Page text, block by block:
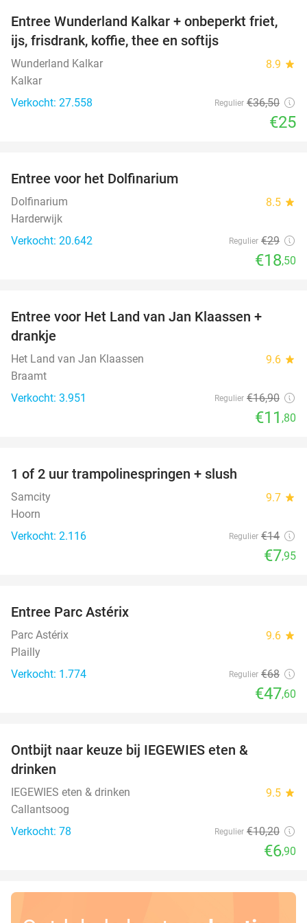
32%
Entree Wunderland Kalkar + onbeperkt friet,
ijs, frisdrank, koffie, thee en softijs
Wunderland Kalkar 8.9 star
Kalkar
Verkocht: 27.558
Regulier €36,50
€25
Entree voor het Dolfinarium
Dolfinarium 8.5 star
Harderwijk
Verkocht: 20.642
Regulier €29
€18,50
Entree voor Het Land van Jan Klaassen +
drankje
Het Land van Jan Klaassen 9.6 star
Braamt
Verkocht: 3.951
Regulier €16,90
€11 ,80
1 of 2 uur trampolinespringen + slush
Samcity 9.7 star
Hoorn
Verkocht: 2.116
Regulier €14
€7,95
Entree Parc Astérix
Parc Astérix 9.6 star
Plailly
Verkocht: 1.774
Regulier €68
€47,60
Ontbijt naar keuze bij IEGEWIES eten &
drinken
IEGEWIES eten & drinken 9.5 star
Callantsoog
Verkocht: 78
Regulier €10,20
€6,90